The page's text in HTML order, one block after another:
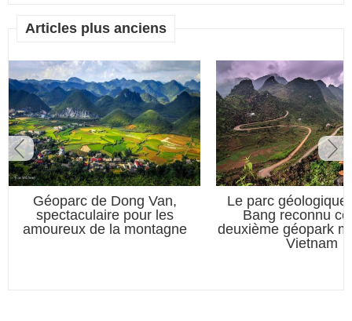
Articles plus anciens
Géoparc de Dong Van,
spectaculaire pour les
amoureux de la montagne
Le parc géologique
Bang reconnu
deuxième géopark
Vietnam